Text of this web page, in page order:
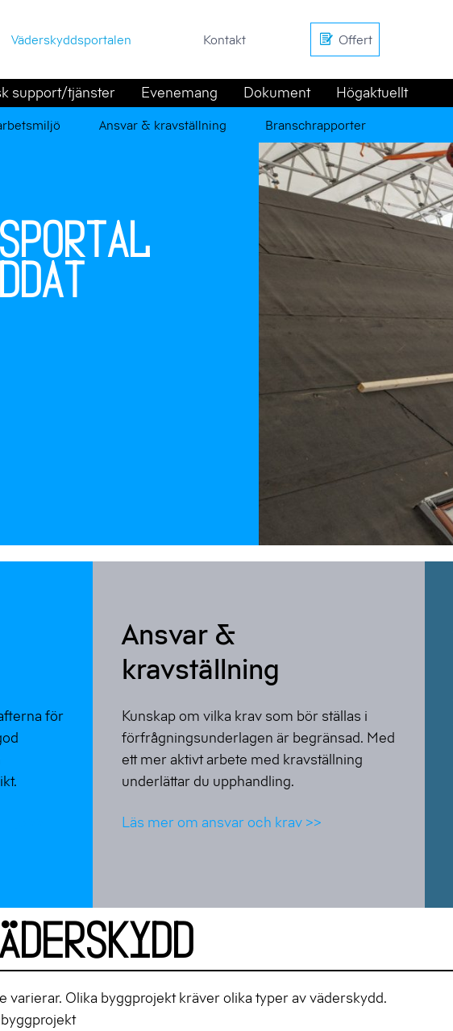
Väderskyddsportalen Kontakt Offert
support/tjänster Evenemang Dokument Högaktuellt
Ansvar & kravställning Branschrapporter
för
Ansvar &
kravställning
Kunskap om vilka krav som bör ställas i
förfrågningsunderlagen är begränsad. Med
ett mer aktivt arbete med kravställning
underlättar du upphandling.
Läs mer om ansvar och krav >>
varierar. Olika byggprojekt kräver olika typer av väderskydd.